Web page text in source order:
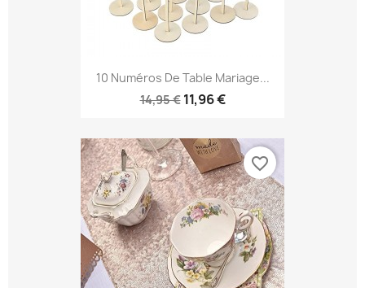
10 Numéros De Table Mariage...
14,95 € 11,96 €
favorite_border